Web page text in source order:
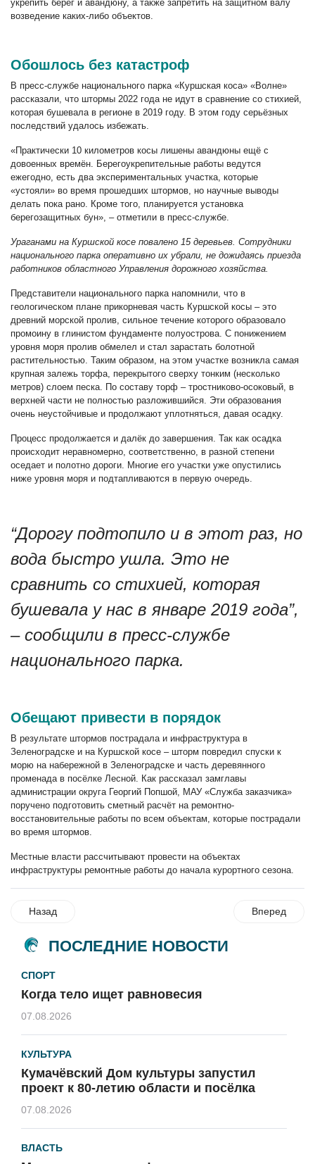
укрепить берег и авандюну, а также запретить на защитном валу
возведение каких-либо объектов.
Обошлось без катастроф
В пресс-службе национального парка «Куршская коса» «Волне»
рассказали, что штормы 2022 года не идут в сравнение со стихией,
которая бушевала в регионе в 2019 году. В этом году серьёзных
последствий удалось избежать.
«Практически 10 километров косы лишены авандюны ещё с
довоенных времён. Берегоукрепительные работы ведутся
ежегодно, есть два экспериментальных участка, которые
«устояли» во время прошедших штормов, но научные выводы
делать пока рано. Кроме того, планируется установка
берегозащитных бун», – отметили в пресс-службе.
Ураганами на Куршской косе повалено 15 деревьев. Сотрудники
национального парка оперативно их убрали, не дожидаясь приезда
работников областного Управления дорожного хозяйства.
Представители национального парка напомнили, что в
геологическом плане прикорневая часть Куршской косы – это
древний морской пролив, сильное течение которого образовало
промоину в глинистом фундаменте полуострова. С понижением
уровня моря пролив обмелел и стал зарастать болотной
растительностью. Таким образом, на этом участке возникла самая
крупная залежь торфа, перекрытого сверху тонким (несколько
метров) слоем песка. По составу торф – тростниково-осоковый, в
верхней части не полностью разложившийся. Эти образования
очень неустойчивые и продолжают уплотняться, давая осадку.
Процесс продолжается и далёк до завершения. Так как осадка
происходит неравномерно, соответственно, в разной степени
оседает и полотно дороги. Многие его участки уже опустились
ниже уровня моря и подтапливаются в первую очередь.
“Дорогу подтопило и в этот раз, но
вода быстро ушла. Это не
сравнить со стихией, которая
бушевала у нас в январе 2019 года”,
– сообщили в пресс-службе
национального парка.
Обещают привести в порядок
В результате штормов пострадала и инфраструктура в
Зеленоградске и на Куршской косе – шторм повредил спуски к
морю на набережной в Зеленоградске и часть деревянного
променада в посёлке Лесной. Как рассказал замглавы
администрации округа Георгий Попшой, МАУ «Служба заказчика»
поручено подготовить сметный расчёт на ремонтно-
восстановительные работы по всем объектам, которые пострадали
во время штормов.
Местные власти рассчитывают провести на объектах
инфраструктуры ремонтные работы до начала курортного сезона.
Назад Вперед
ПОСЛЕДНИЕ НОВОСТИ
СПОРТ
Когда тело ищет равновесия
07.08.2026
КУЛЬТУРА
Кумачёвский Дом культуры запустил
проект к 80-летию области и посёлка
07.08.2026
ВЛАСТЬ